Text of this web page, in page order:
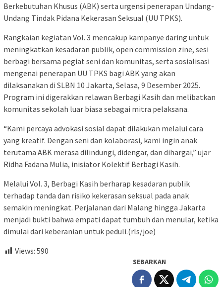
Berkebutuhan Khusus (ABK) serta urgensi penerapan Undang-
Undang Tindak Pidana Kekerasan Seksual (UU TPKS).
Rangkaian kegiatan Vol. 3 mencakup kampanye daring untuk
meningkatkan kesadaran publik, open commission zine, sesi
berbagi bersama pegiat seni dan komunitas, serta sosialisasi
mengenai penerapan UU TPKS bagi ABK yang akan
dilaksanakan di SLBN 10 Jakarta, Selasa, 9 Desember 2025.
Program ini digerakkan relawan Berbagi Kasih dan melibatkan
komunitas sekolah luar biasa sebagai mitra pelaksana.
“Kami percaya advokasi sosial dapat dilakukan melalui cara
yang kreatif. Dengan seni dan kolaborasi, kami ingin anak
terutama ABK merasa dilindungi, didengar, dan dihargai,” ujar
Ridha Fadana Mulia, inisiator Kolektif Berbagi Kasih.
Melalui Vol. 3, Berbagi Kasih berharap kesadaran publik
terhadap tanda dan risiko kekerasan seksual pada anak
semakin meningkat. Perjalanan dari Malang hingga Jakarta
menjadi bukti bahwa empati dapat tumbuh dan menular, ketika
dimulai dari keberanian untuk peduli.(rls/joe)
Views: 590
SEBARKAN